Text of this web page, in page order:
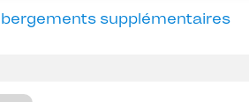
supplémentaires